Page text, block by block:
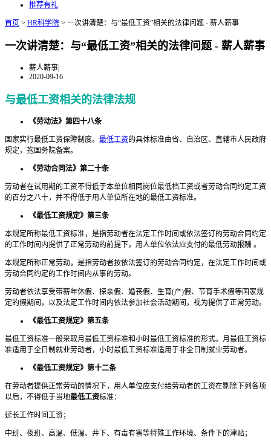
推荐有礼
首页 > HR科学院 > 一次讲清楚：与“最低工资”相关的法律问题 - 薪人薪事
一次讲清楚：与“最低工资”相关的法律问题 - 薪人薪事
薪人薪事|
2020-09-16
与最低工资相关的法律法规
《劳动法》第四十八条
国家实行最低工资保障制度。 最低工资的具体标准由省、自治区、直辖市人民政府
规定，抱国务院备案。
《劳动合同法》第二十条
劳动者在试用期的工资不得低于本单位相同岗位最低档工资或者劳动合同约定工资
的百分之八十，并不得低于用人单位所在地的最低工资标准。
《最低工资规定》第三条
本规定所称最低工资标准，是指劳动者在法定工作时间或依法签订的劳动合同约定
的工作时间内提供了正常劳动的前提下，用人单位依法应支付的最低劳动报酬 。
本规定所称正常劳动，是指劳动者按依法签订的劳动合同约定，在法定工作时间或
劳动合同约定的工作时间内从事的劳动。
劳动者依法享受带薪年休假、探亲假、婚丧假、生育(产)假、节育手术假等国家规
定的假期间，以及法定工作时间内依法参加社会活动期间，视为提供了正常劳动。
《最低工资规定》第五条
最低工资标准一般采取月最低工资标准和小时最低工资标准的形式。月最低工资标
准适用于全日制就业劳动者，小时最低工资标准适用于非全日制就业劳动者。
《最低工资规定》第十二条
在劳动者提供正常劳动的情况下，用人单位应支付给劳动者的工资在剔除下列各项
以后，不得低于当地最低工资标准：
延长工作时间工资；
中班、夜班、高温、低温、井下、有毒有害等特殊工作环境、条件下的津贴；